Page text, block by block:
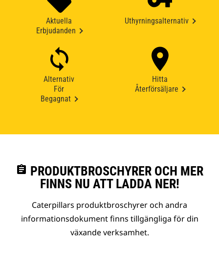
Aktuella
Erbjudanden
Uthyrningsalternativ
Alternativ
För
Begagnat
Hitta
Återförsäljare
assignment PRODUKTBROSCHYRER OCH MER
FINNS NU ATT LADDA NER!
Caterpillars produktbroschyrer och andra
informationsdokument finns tillgängliga för din
växande verksamhet.